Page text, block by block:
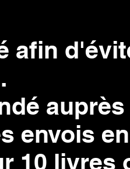
afin
envois
10 livres